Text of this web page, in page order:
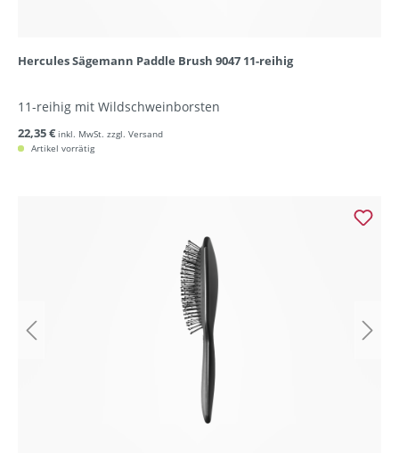
Hercules Sägemann Paddle Brush 9047 11-reihig
11-reihig mit Wildschweinborsten
22,35 € inkl. MwSt. zzgl. Versand
Artikel vorrätig